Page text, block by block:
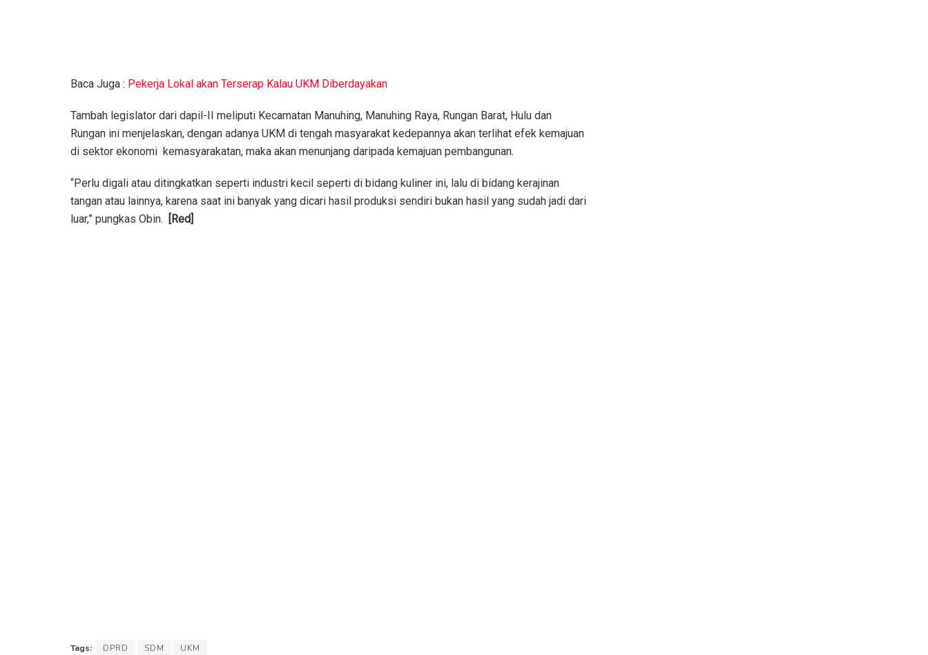
Baca Juga : Pekerja Lokal akan Terserap Kalau UKM Diberdayakan
Tambah legislator dari dapil-II meliputi Kecamatan Manuhing, Manuhing Raya, Rungan Barat, Hulu dan
Rungan ini menjelaskan, dengan adanya UKM di tengah masyarakat kedepannya akan terlihat efek kemajuan
di sektor ekonomi kemasyarakatan, maka akan menunjang daripada kemajuan pembangunan.
“Perlu digali atau ditingkatkan seperti industri kecil seperti di bidang kuliner ini, lalu di bidang kerajinan
tangan atau lainnya, karena saat ini banyak yang dicari hasil produksi sendiri bukan hasil yang sudah jadi dari
luar,” pungkas Obin.
[Red]
Tags: DPRD SDM UKM